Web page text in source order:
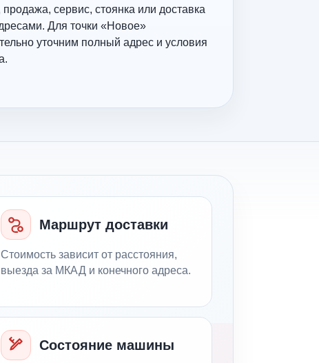
продажа, сервис, стоянка или доставка
Для точки «Новое»
уточним полный адрес и условия
Маршрут доставки
Стоимость зависит от расстояния,
выезда за МКАД и конечного адреса.
Состояние машины